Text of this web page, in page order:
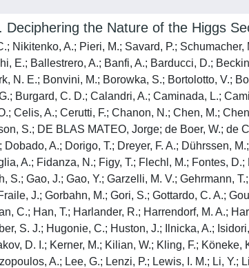
the Nature of the Higgs
Nikitenko, A.; Pieri, M.; Savard, P.;
E.; Ballestrero, A.; Banfi, A.; Barducci, D.;
N. E.; Bonvini, M.; Borowka, S.; Bortolotto, V.;
Burgard, C. D.; Calandri, A.; Caminada, L.;
Celis, A.; Cerutti, F.; Chanon, N.; Chen, M.;
S.; DE BLAS MATEO, Jorge; de Boer, W.;
A.; Dorigo, T.; Dreyer, F. A.; Dührssen,
A.; Fidanza, N.; Figy, T.; Flechl, M.; Fontes,
S.; Gao, J.; Gao, Y.; Garzelli, M. V.; Gehrmann,
J.; Gorbahn, M.; Gori, S.; Gottardo, C. A.;
C.; Han, T.; Harlander, R.; Harrendorf, M. A.;
S. J.; Hugonie, C.; Huston, J.; Ilnicka, A.;
D. I.; Kerner, M.; Kilian, W.; Kling, F.;
A.; Lee, G.; Lenzi, P.; Lewis, I. M.; Li,